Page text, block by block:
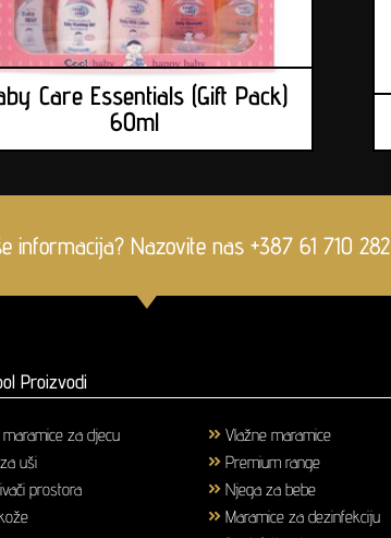
Care Essentials (Gift Pack)
60ml
informacija? Nazovite nas +387 61 710 282
Proizvodi
za djecu Vlažne maramice
uši
Premium range
prostora
Njega za bebe
Maramice za dezinfekciju